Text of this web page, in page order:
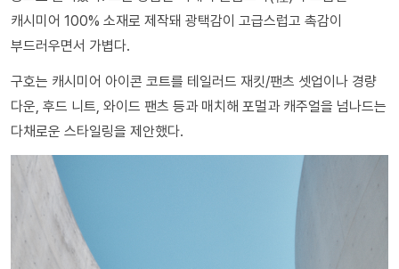
캐시미어 100% 소재로 제작돼 광택감이 고급스럽고 촉감이
부드러우면서 가볍다.
구호는 캐시미어 아이콘 코트를 테일러드 재킷/팬츠 셋업이나 경량
다운, 후드 니트, 와이드 팬츠 등과 매치해 포멀과 캐주얼을 넘나드는
다채로운 스타일링을 제안했다.